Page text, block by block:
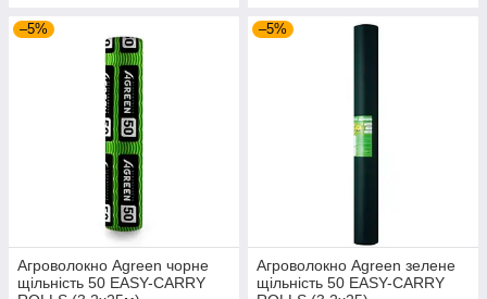
–5%
Агроволокно Agreen чорне
щільність 50 ЕASY-CARRY
–5%
Агроволокно Agreen зелене
щільність 50 ЕASY-CARRY